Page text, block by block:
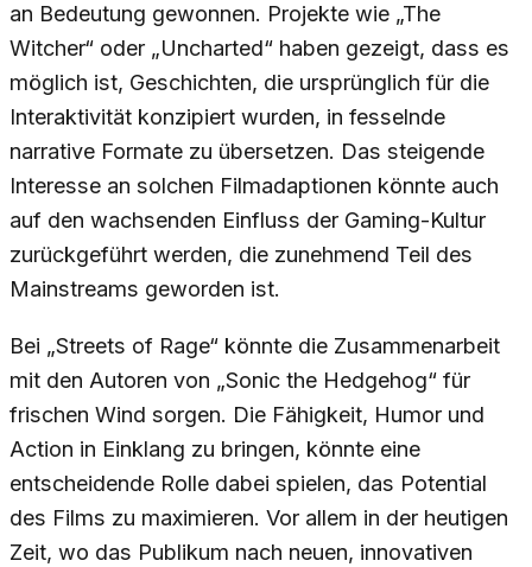
an Bedeutung gewonnen. Projekte wie „The
Witcher“ oder „Uncharted“ haben gezeigt, dass es
möglich ist, Geschichten, die ursprünglich für die
Interaktivität konzipiert wurden, in fesselnde
narrative Formate zu übersetzen. Das steigende
Interesse an solchen Filmadaptionen könnte auch
auf den wachsenden Einfluss der Gaming-Kultur
zurückgeführt werden, die zunehmend Teil des
Mainstreams geworden ist.
Bei „Streets of Rage“ könnte die Zusammenarbeit
mit den Autoren von „Sonic the Hedgehog“ für
frischen Wind sorgen. Die Fähigkeit, Humor und
Action in Einklang zu bringen, könnte eine
entscheidende Rolle dabei spielen, das Potential
des Films zu maximieren. Vor allem in der heutigen
Zeit, wo das Publikum nach neuen, innovativen